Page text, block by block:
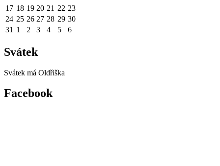
17 18 19 20 21 22 23
24 25 26 27 28 29 30
31 1 2 3 4 5 6
Svátek
Svátek má Oldřiška
Facebook